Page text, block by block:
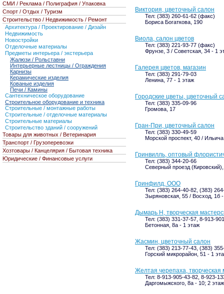
Виктория, цветочный салон
Тел: (383) 260-61-62 (факс)
Бориса Богаткова, 190
Виола, салон цветов
Тел: (383) 221-93-77 (факс)
Фрунзе, 3 / Советская, 34 - 1
Галерея цветов, магазин
Тел: (383) 291-79-03
Ленина, 77 - 1 этаж
Городские цветы, цветочный
Тел: (383) 335-09-96
Громова, 17
Гран-При, цветочный салон
Тел: (383) 330-49-59
Морской проспект, 40 /
Гринвилль, оптовый
Тел: (383) 344-20-66
Северный проезд
Гринфилд, ООО
Тел: (383) 264-40-82, (383)
Зыряновская, 55 / Восход, 1б -
Дымарь Н, творческая
Тел: (383) 331-37-57, 8-913-
Бетонная, 8а - 1 этаж
Жасмин, цветочный салон
Тел: (383) 213-77-43, (383)
Горский микрорайон, 51 - 1
Желтая черепаха,
Тел: 8-913-905-43-82, 8-923-
Даргомыжского, 8а - 10; 2 этаж
СМИ / Реклама / Полиграфия / Упаковка
Спорт / Отдых / Туризм
Строительство / Недвижимость / Ремонт
Архитектура / Проектирование / Дизайн
Недвижимость
Новостройки
Отделочные материалы
Предметы интерьера / экстерьера
Жалюзи / Рольставни
Интерьерные лестницы / Ограждения
Карнизы
Керамические изделия
Кованые изделия
Печи / Камины
Сантехническое оборудование
Строительное оборудование и техника
Строительные / монтажные работы
Строительные / отделочные материалы
Строительные материалы
Строительство зданий / сооружений
Товары для животных / Ветеринария
Транспорт / Грузоперевозки
Хозтовары / Канцелярия / Бытовая техника
Юридические / Финансовые услуги